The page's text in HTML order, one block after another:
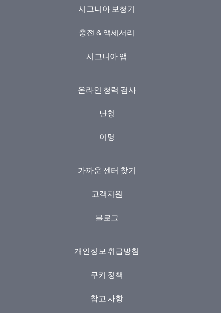
시그니아 보청기
충전 & 액세서리
시그니아 앱
온라인 청력 검사
난청
이명
가까운 센터 찾기
고객지원
블로그
개인정보 취급방침
쿠키 정책
참고 사항